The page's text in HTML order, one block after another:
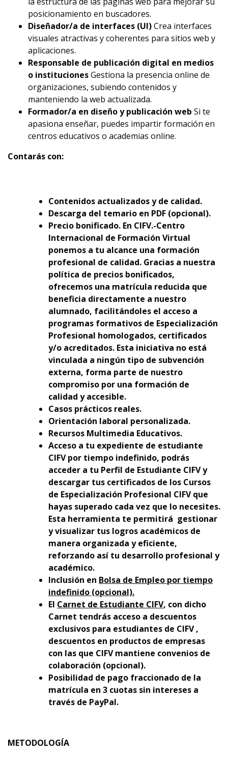
posicionamiento en buscadores.
Diseñador/a de interfaces (UI)Crea interfaces
visuales atractivas y coherentes para sitios web y
aplicaciones.
Responsable de publicación digital en medios
o institucionesGestiona la presencia online de
organizaciones, subiendo contenidos y
manteniendo la web actualizada.
Formador/a en diseño y publicación web Si te
apasiona enseñar, puedes impartir formación en
centros educativos o academias online.
Contarás con:
Contenidos actualizados y de calidad.
Descarga del temario en PDF (opcional).
Precio bonificado. En CIFV.-Centro
Internacional de Formación Virtual
ponemos a tu alcance una formación
profesional de calidad. Gracias a nuestra
política de precios bonificados,
ofrecemos una matrícula reducida que
beneficia directamente a nuestro
alumnado, facilitándoles el acceso a
programas formativos de Especialización
Profesional homologados, certificados
y/o acreditados. Esta iniciativa no está
vinculada a ningún tipo de subvención
externa, forma parte de nuestro
compromiso por una formación de
calidad y accesible.
Casos prácticos reales.
Orientación laboral personalizada.
Recursos Multimedia Educativos.
Acceso a tu expediente de estudiante
CIFV por tiempo indefinido, podrás
acceder a tu Perfil de Estudiante CIFV y
descargar tus certificados de los Cursos
de Especialización Profesional CIFV que
hayas superado cada vez que lo necesites.
Esta herramienta te permitirá gestionar
y visualizar tus logros académicos de
manera organizada y eficiente,
reforzando así tu desarrollo profesional y
académico.
Inclusión en Bolsa de Empleo por tiempo
indefinido (opcional).
El Carnet de Estudiante CIFV, con dicho
Carnet tendrás acceso a descuentos
exclusivos para estudiantes de CIFV ,
descuentos en productos de empresas
con las que CIFV mantiene convenios de
colaboración (opcional).
Posibilidad de pago fraccionado de la
matrícula en 3 cuotas sin intereses a
través de PayPal.
METODOLOGÍA